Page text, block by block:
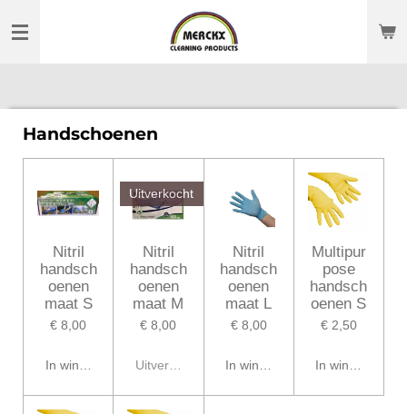
direct
Handschoenen
Nitril
handsch
oenen
maat S
€ 8,00
In winkelwagen
Uitverkocht
Nitril
handsch
oenen
maat M
€ 8,00
Uitverkocht
Nitril
handsch
oenen
maat L
€ 8,00
In winkelwagen
Multipur
pose
handsch
oenen S
€ 2,50
In winkelwagen